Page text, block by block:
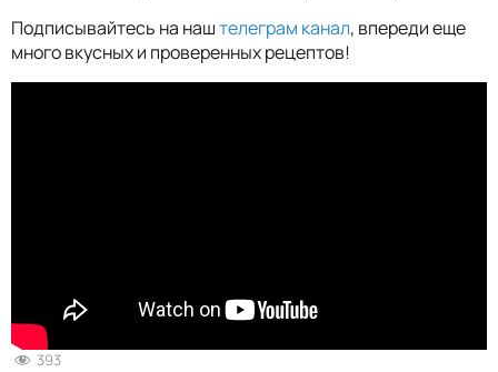
Подписывайтесь на наштелеграм канал, впереди еще
много вкусных и проверенных рецептов!
393